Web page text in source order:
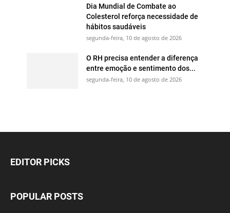
Dia Mundial de Combate ao
Colesterol reforça necessidade de
hábitos saudáveis
segunda-feira, 10 de agosto de 2026
O RH precisa entender a diferença
entre emoção e sentimento dos...
segunda-feira, 10 de agosto de 2026
EDITOR PICKS
POPULAR POSTS